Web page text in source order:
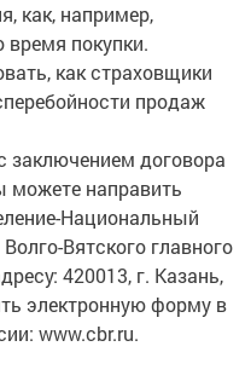
как, например,
покупки.
как страховщики
продаж
заключением договора
можете направить
Национальный
Вятского главного
420013, г. Казань,
электронную форму в
www.cbr.ru.